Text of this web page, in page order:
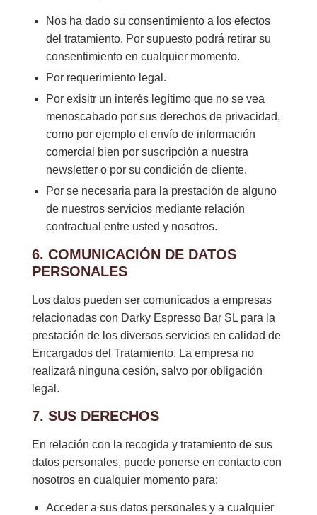
Nos ha dado su consentimiento a los efectos
del tratamiento. Por supuesto podrá retirar su
consentimiento en cualquier momento.
Por requerimiento legal.
Por exisitr un interés legítimo que no se vea
menoscabado por sus derechos de privacidad,
como por ejemplo el envío de información
comercial bien por suscripción a nuestra
newsletter o por su condición de cliente.
Por se necesaria para la prestación de alguno
de nuestros servicios mediante relación
contractual entre usted y nosotros.
6. COMUNICACIÓN DE DATOS
PERSONALES
Los datos pueden ser comunicados a empresas
relacionadas con Darky Espresso Bar SL para la
prestación de los diversos servicios en calidad de
Encargados del Tratamiento. La empresa no
realizará ninguna cesión, salvo por obligación
legal.
7. SUS DERECHOS
En relación con la recogida y tratamiento de sus
datos personales, puede ponerse en contacto con
nosotros en cualquier momento para:
Acceder a sus datos personales y a cualquier